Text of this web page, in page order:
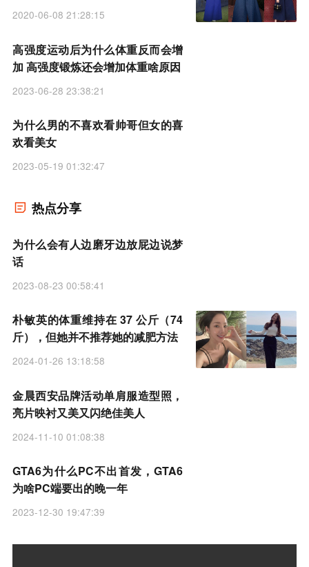
2020-06-08 21:28:15
高强度运动后为什么体重反而会增
加 高强度锻炼还会增加体重啥原因
2023-06-28 23:38:21
为什么男的不喜欢看帅哥但女的喜
欢看美女
2023-05-19 01:32:47
热点分享
为什么会有人边磨牙边放屁边说梦
话
2023-08-23 00:58:41
朴敏英的体重维持在 37 公斤（74
斤），但她并不推荐她的减肥方法
2024-01-26 13:18:58
金晨西安品牌活动单肩服造型照，
亮片映衬又美又闪绝佳美人
2024-11-10 01:08:38
GTA6为什么PC不出首发，GTA6
为啥PC端要出的晚一年
2023-12-30 19:47:39